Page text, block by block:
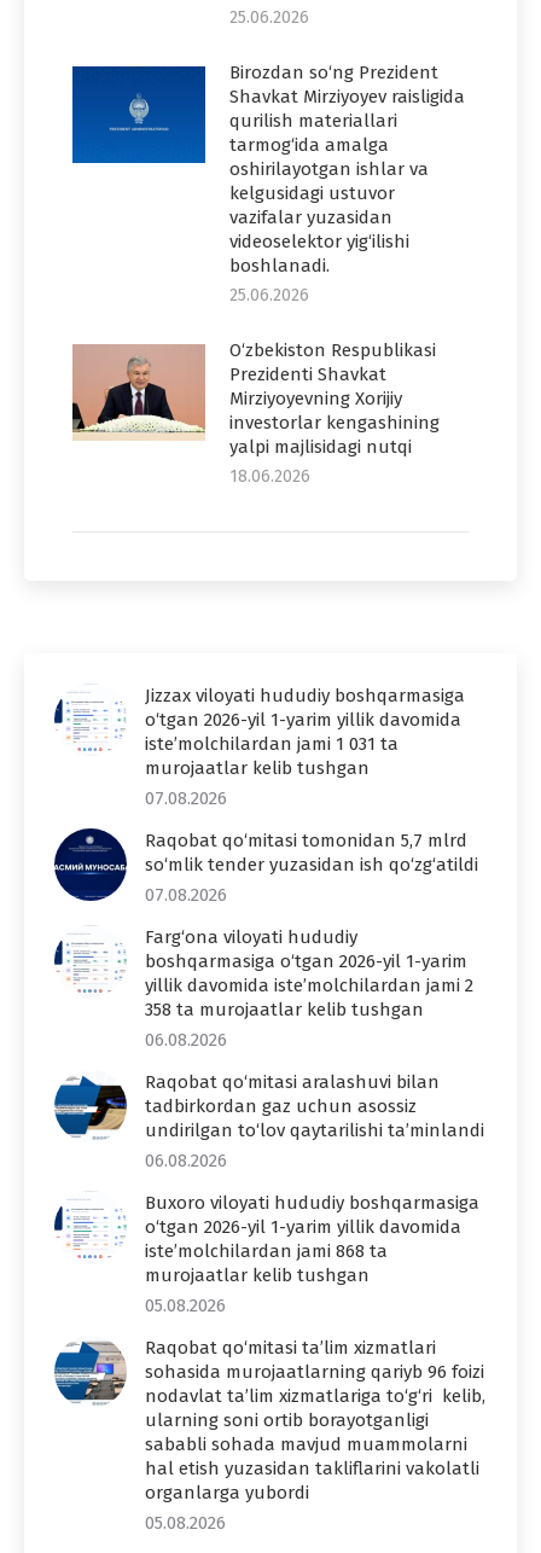
25.06.2026
Birozdan so‘ng Prezident
Shavkat Mirziyoyev raisligida
qurilish materiallari
tarmog‘ida amalga
oshirilayotgan ishlar va
kelgusidagi ustuvor
vazifalar yuzasidan
videoselektor yig‘ilishi
boshlanadi.
25.06.2026
O‘zbekiston Respublikasi
Prezidenti Shavkat
Mirziyoyevning Xorijiy
investorlar kengashining
yalpi majlisidagi nutqi
18.06.2026
Jizzax viloyati hududiy boshqarmasiga
o‘tgan 2026-yil 1-yarim yillik davomida
iste’molchilardan jami 1 031 ta
murojaatlar kelib tushgan
07.08.2026
Raqobat qo‘mitasi tomonidan 5,7 mlrd
so‘mlik tender yuzasidan ish qo‘zg‘atildi
07.08.2026
Farg‘ona viloyati hududiy
boshqarmasiga o‘tgan 2026-yil 1-yarim
yillik davomida iste’molchilardan jami 2
358 ta murojaatlar kelib tushgan
06.08.2026
Raqobat qo‘mitasi aralashuvi bilan
tadbirkordan gaz uchun asossiz
undirilgan to‘lov qaytarilishi ta’minlandi
06.08.2026
Buxoro viloyati hududiy boshqarmasiga
o‘tgan 2026-yil 1-yarim yillik davomida
iste’molchilardan jami 868 ta
murojaatlar kelib tushgan
05.08.2026
Raqobat qo‘mitasi ta’lim xizmatlari
sohasida murojaatlarning qariyb 96 foizi
nodavlat ta’lim xizmatlariga to‘g‘ri kelib,
ularning soni ortib borayotganligi
sababli sohada mavjud muammolarni
hal etish yuzasidan takliflarini vakolatli
organlarga yubordi
05.08.2026